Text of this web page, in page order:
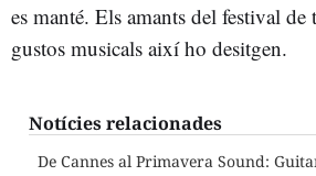
es manté. Els amants del festival de
gustos musicals així ho desitgen.
Notícies relacionades
De Cannes al Primavera Sound: